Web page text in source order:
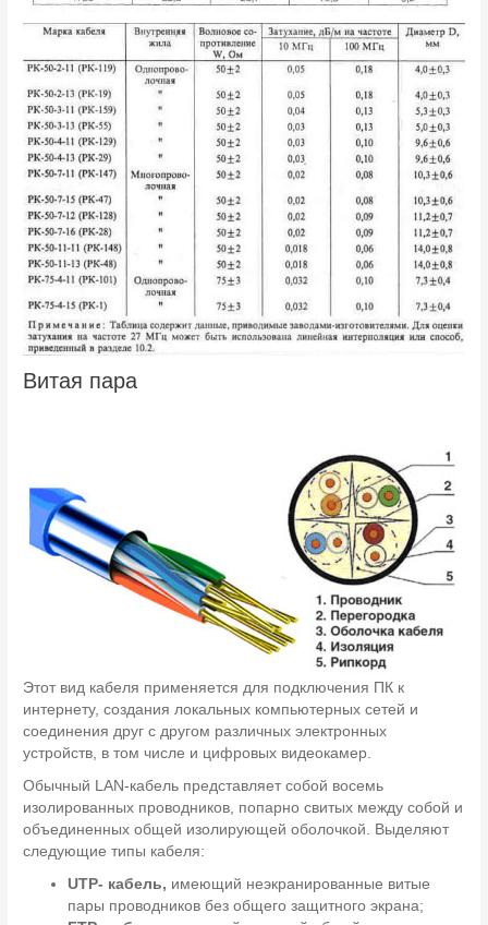
Витая пара
Этот вид кабеля применяется для подключения ПК к
интернету, создания локальных компьютерных сетей и
соединения друг с другом различных электронных
устройств, в том числе и цифровых видеокамер.
Обычный LAN-кабель представляет собой восемь
изолированных проводников, попарно свитых между собой и
объединенных общей изолирующей оболочкой. Выделяют
следующие типы кабеля:
UTP- кабель, имеющий неэкранированные витые
пары проводников без общего защитного экрана;